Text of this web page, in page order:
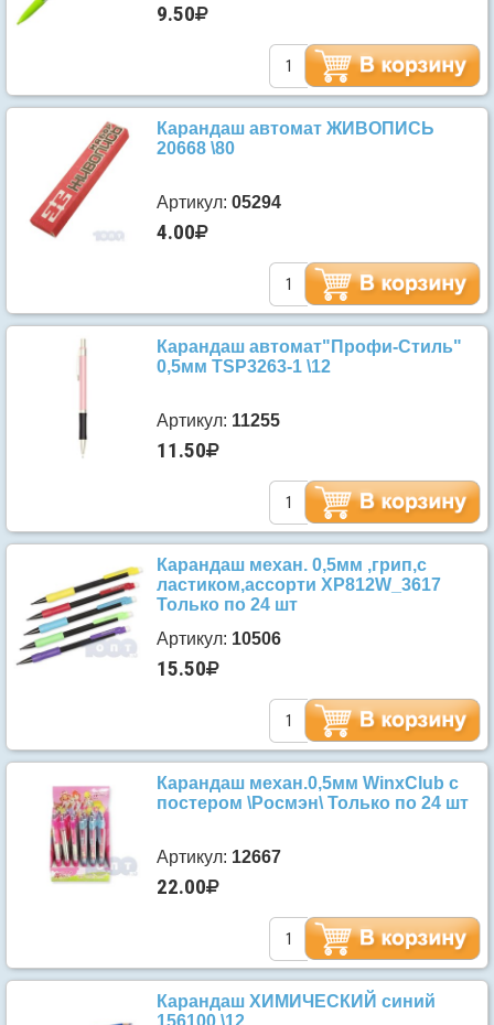
9.50
Карандаш автомат ЖИВОПИСЬ
20668 \80
Артикул: 05294
4.00
Карандаш автомат"Профи-Стиль"
0,5мм TSP3263-1 \12
Артикул: 11255
11.50
Карандаш механ. 0,5мм ,грип,с
ластиком,ассорти XP812W_3617
Только по 24 шт
Артикул: 10506
15.50
Карандаш механ.0,5мм WinxClub с
постером \Росмэн\ Только по 24 шт
Артикул: 12667
22.00
Карандаш ХИМИЧЕСКИЙ синий
156100 \12